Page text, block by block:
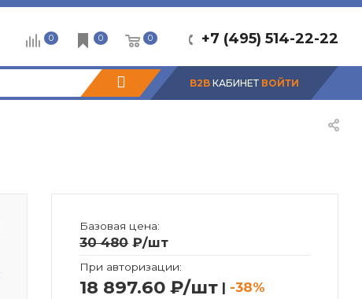
+7 (495) 514-22-22
0 0 0
B2B КАБИНЕТ ВОЙТИ
Базовая цена:
30 480₽/шт
При авторизации:
18 897.60 ₽/шт | -38%